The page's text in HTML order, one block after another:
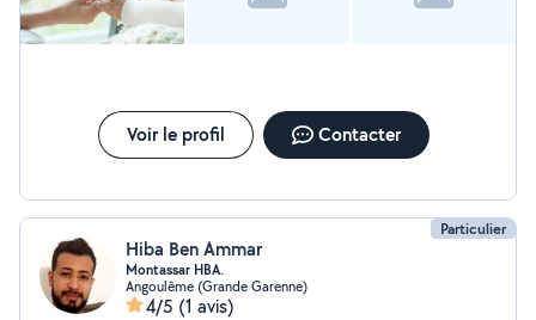
Voir le profil Contacter
Particulier
Hiba Ben Ammar
Montassar HBA.
Angoulême (Grande Garenne)
4/5 (1 avis)